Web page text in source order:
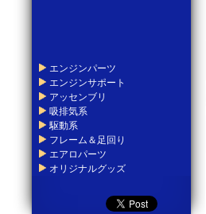
エンジンパーツ
エンジンサポート
アッセンブリ
吸排気系
駆動系
フレーム＆足回り
エアロパーツ
オリジナルグッズ